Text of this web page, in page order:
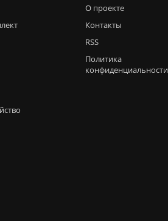
О проекте
Контакты
RSS
Политика
конфиденциальности